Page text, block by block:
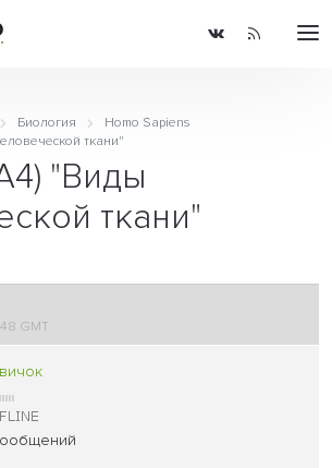
Биология
Homo Sapiens
ткани"
"Виды
ткани"
GMT